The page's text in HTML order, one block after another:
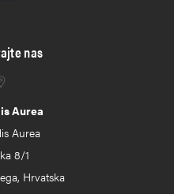
nas
Aurea
Aurea
8/1
Hrvatska